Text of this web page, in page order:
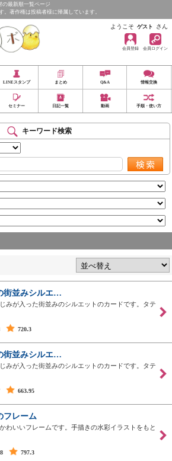
の最新順一覧ページ
著作権は投稿者様に帰属しています。
ようこそ ゲスト さん
会員登録 会員ログイン
LINEスタンプ まとめ Q&A 情報交換
セミナー 日記一覧 動画 手順・使い方
キーワード検索
街並みシルエ…
みが入った街並みのシルエットのカードです。タテ
720.3
街並みシルエ…
みが入った街並みのシルエットのカードです。タテ
663.95
フレーム
わいいフレームです。手描きの水彩イラストをもと
797.3